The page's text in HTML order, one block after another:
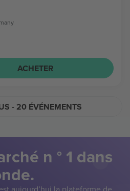
ACHETER
- 20 ÉVÉNEMENTS
n ° 1 dans